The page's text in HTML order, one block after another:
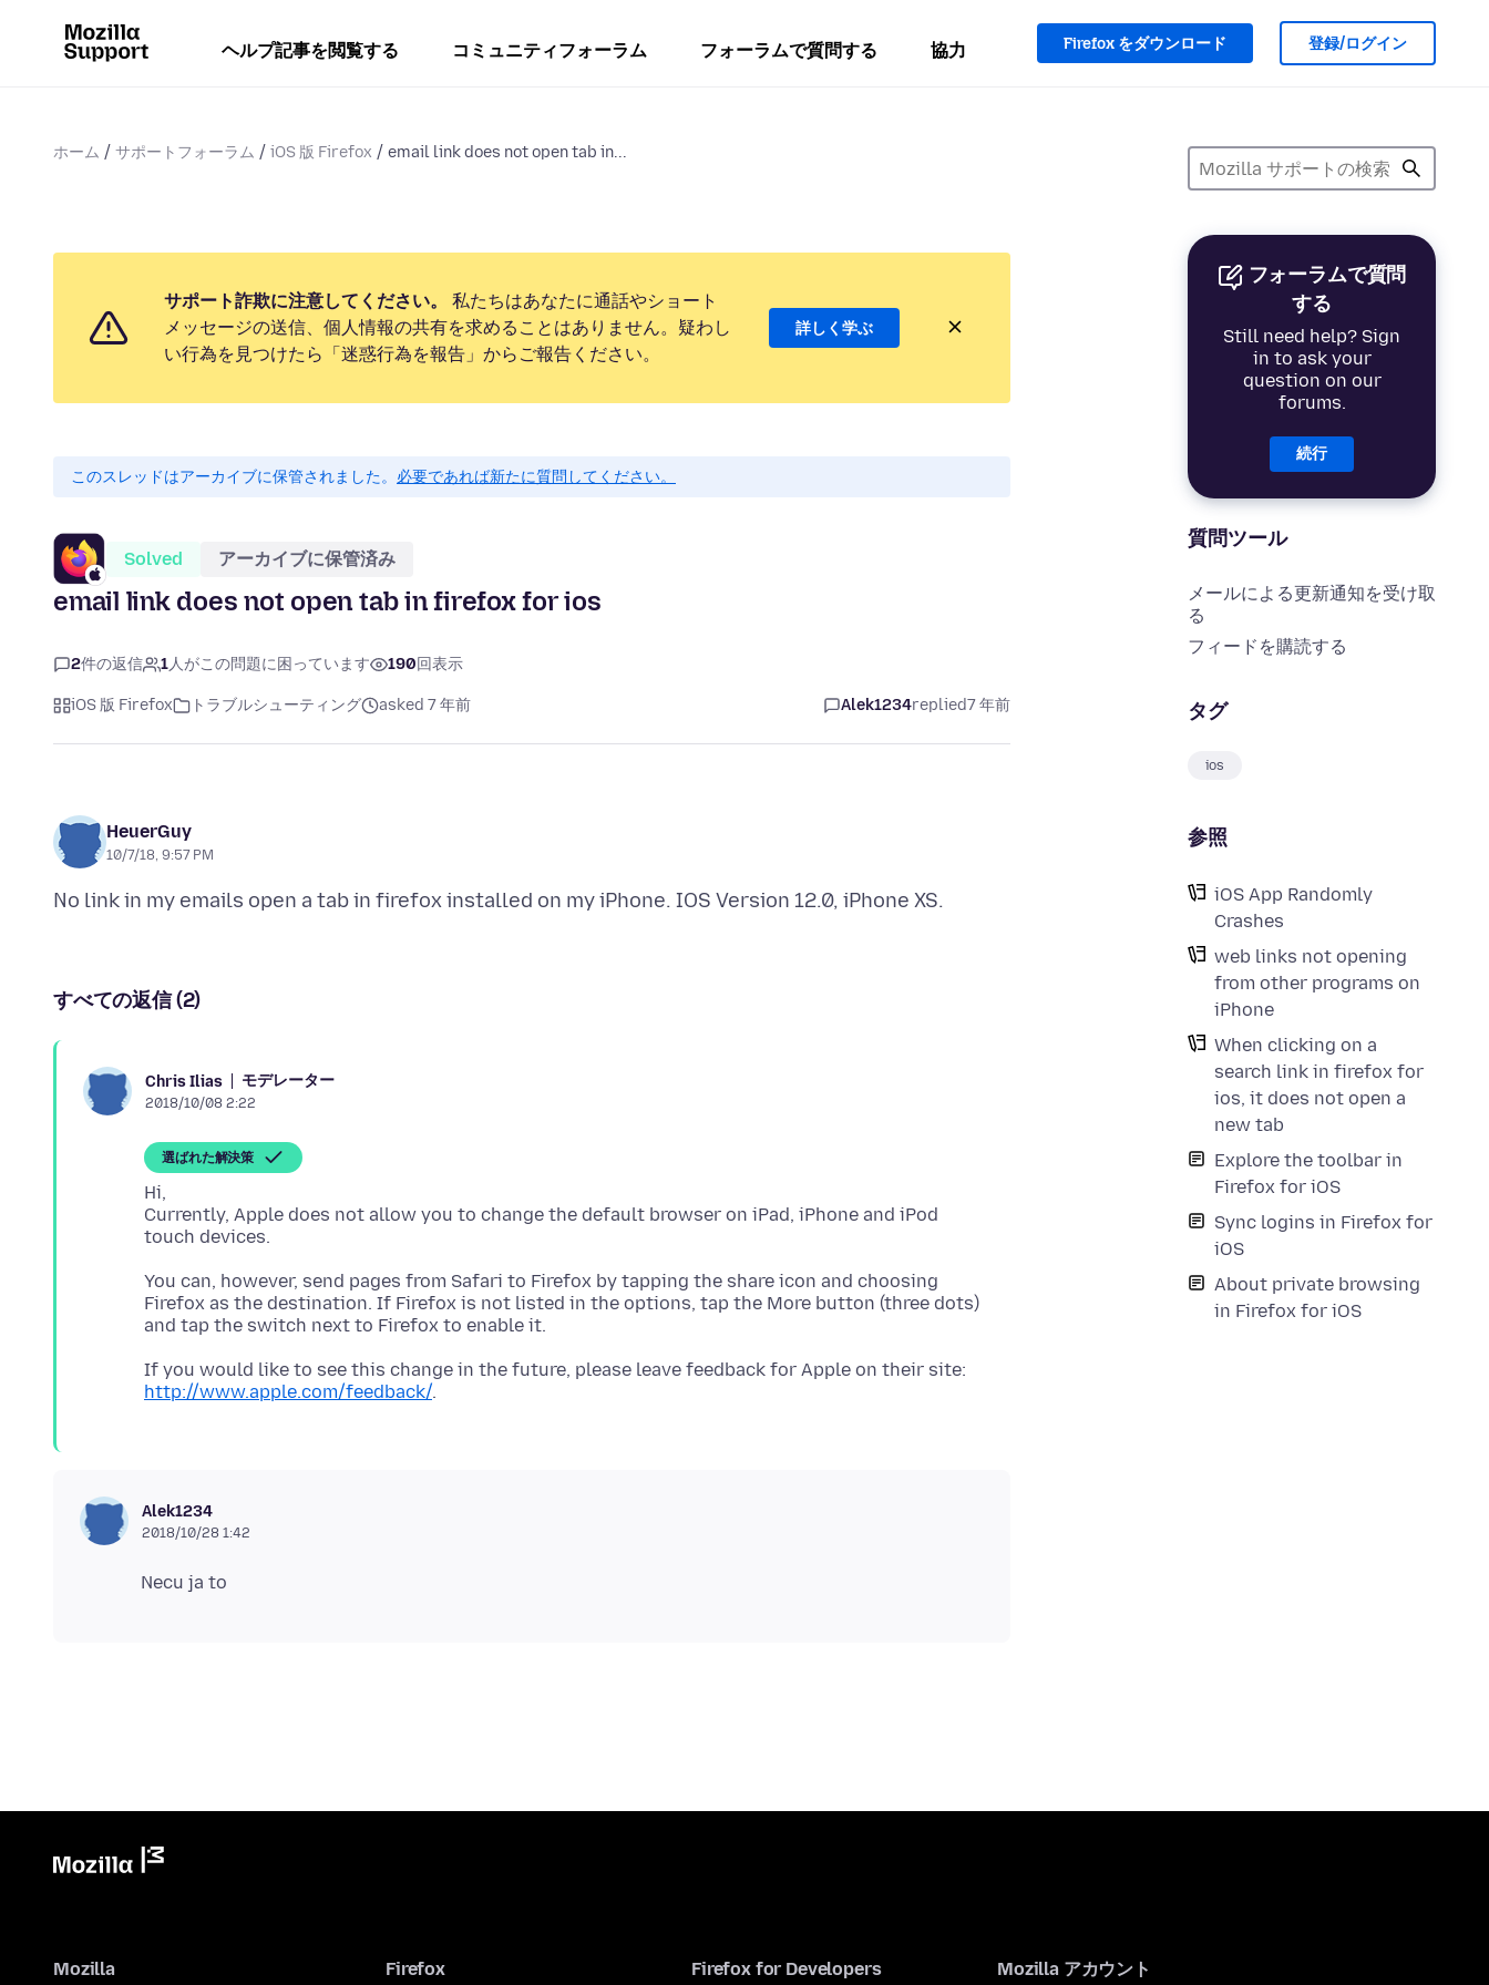
ヘルプ記事を閲覧する コミュニティフォーラム フォーラムで質問する 協力 Firefox をダウンロード 登録/ログイン
ホーム サポートフォーラム iOS 版 Firefox email link does not open tab in...
フォーラムで質問
する
Still need help? Sign
in to ask your
question on our
forums.
続行
質問ツール
メールによる更新通知を受け取
る
フィードを購読する
タグ
ios
参照
iOS App Randomly
Crashes
web links not opening
from other programs on
iPhone
When clicking on a
search link in firefox for
ios, it does not open a
new tab
Explore the toolbar in
Firefox for iOS
Sync logins in Firefox for
iOS
About private browsing
in Firefox for iOS
サポート詐欺に注意してください。
私たちはあなたに通話やショート
メッセージの送信、個人情報の共有を求めることはありません。疑わし
い行為を見つけたら「迷惑行為を報告」からご報告ください。
詳しく学ぶ
このスレッドはアーカイブに保管されました。 必要であれば新たに質問してください。
Solved アーカイブに保管済み
email link does not open tab in firefox for ios
2件の返信 1人がこの問題に困っています 190回表示
iOS 版 Firefox トラブルシューティング asked 7 年前 Alek1234replied7 年前
HeuerGuy
10/7/18, 9:57 PM
すべての返信 (2)
Chris Ilias モデレーター
2018/10/08 2:22
選ばれた解決策
Hi,
Currently, Apple does not allow you to change the default browser on iPad, iPhone and iPod
You can, however, send pages from Safari to Firefox by tapping the share icon and choosing
Firefox as the destination. If Firefox is not listed in the options, tap the More button (three dots)
If you would like to see this change in the future, please leave feedback for Apple on their site:
http://www.apple.com/feedback/
Alek1234
2018/10/28 1:42
Mozilla Firefox Firefox for Developers Mozilla アカウント